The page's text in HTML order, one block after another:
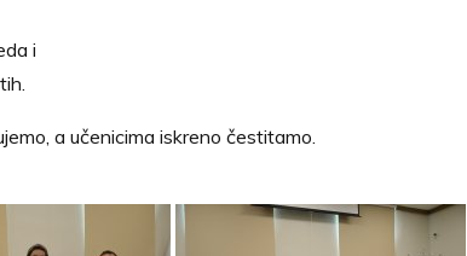
i
a učenicima iskreno čestitamo.